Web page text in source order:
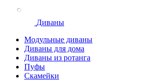
Диваны
Модульные диваны
Диваны для дома
Диваны из ротанга
Пуфы
Скамейки